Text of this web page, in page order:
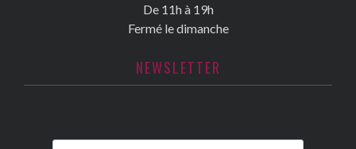
De 11h à 19h
Fermé le dimanche
NEWSLETTER